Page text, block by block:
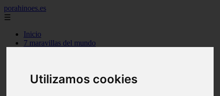
Utilizamos cookies
porahinoes.es
☰
Inicio
7 maravillas del mundo
c buenos aires